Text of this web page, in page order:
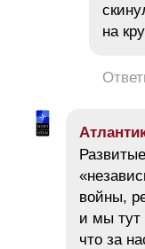
на
войны,
и мы тут
что за